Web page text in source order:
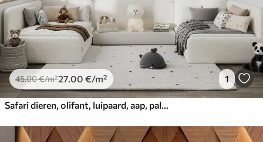
45.00€/m²27 .00 €/m² 1